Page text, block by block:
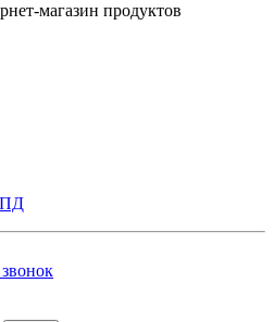
магазин продуктов
ПД
звонок